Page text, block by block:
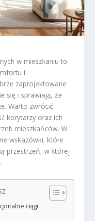
w mieszkaniu to
i
zaprojektowane
się i sprawiają, że
Warto zwrócić
korytarzy oraz ich
mieszkańców. W
wskazówki, które
przestrzeń, w której
ciągi